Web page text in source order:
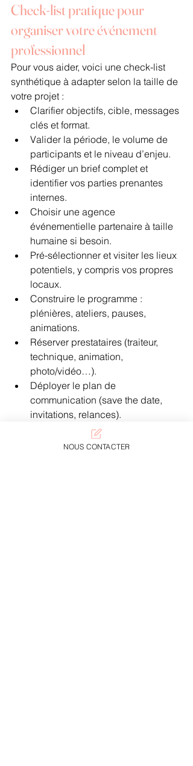
Check-list pratique pour
organiser votre événement
professionnel
Pour vous aider, voici une check-list
synthétique à adapter selon la taille de
votre projet :
Clarifier objectifs, cible, messages
clés et format.
Valider la période, le volume de
participants et le niveau d’enjeu.
Rédiger un brief complet et
identifier vos parties prenantes
internes.
Choisir une agence
événementielle partenaire à taille
humaine si besoin.
Pré-sélectionner et visiter les lieux
potentiels, y compris vos propres
locaux.
Construire le programme :
plénières, ateliers, pauses,
animations.
Réserver prestataires (traiteur,
technique, animation,
photo/vidéo…).
Déployer le plan de
communication (save the date,
invitations, relances).
Finaliser la logistique : transports,
signalétique, badges, accueil.
NOUS CONTACTER